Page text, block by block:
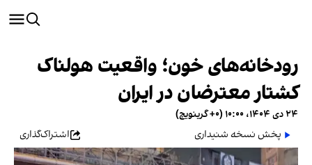
رودخانه‌های خون؛ واقعیت هولناک
کشتار معترضان در ایران
۲۴ دی ۱۴۰۴، ۱۰:۰۰ (‎+۰ گرینویچ)
پخش نسخه شنیداری
اشتراک‌گذاری